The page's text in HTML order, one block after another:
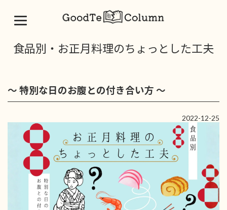
食品別・お正月料理のちょっとした工夫
～ 特別な日のお腹との付き合い方 ～
2022-12-25